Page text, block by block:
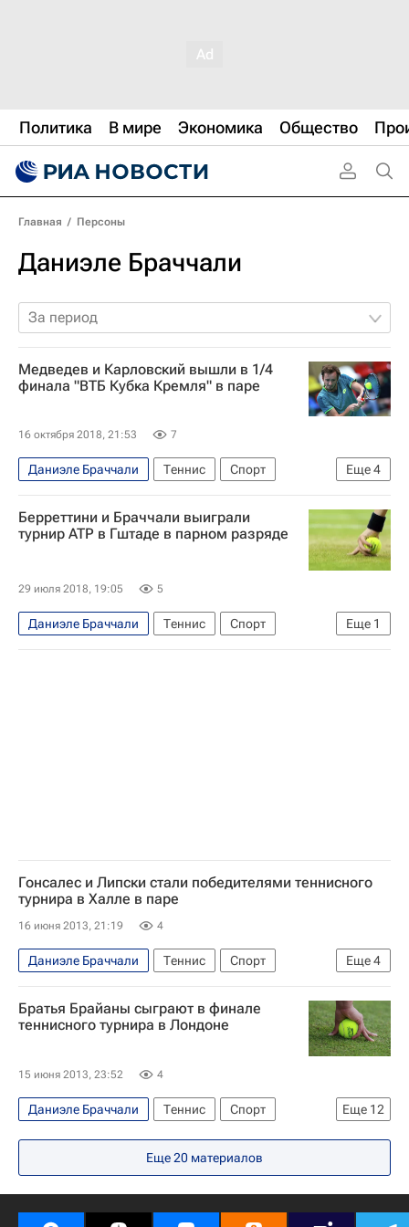
Политика В мире Экономика Общество
Главная / Персоны
Даниэле Браччали
За период
Медведев и Карловский вышли в 1/4
финала "ВТБ Кубка Кремля" в паре
16 октября 2018, 21:53 7
Еще4
Даниэле Браччали Теннис
Спорт
Кубок Кремля ATP/WTA
Евгений Карловский
Андреас Сеппи
Даниил Медведев
Берреттини и Браччали выиграли
турнир ATP в Гштаде в парном разряде
29 июля 2018, 19:05 5
Еще 1
Даниэле Браччали Теннис
Спорт
ATP 250 Гштад
Гонсалес и Липски стали победителями теннисного
турнира в Халле в паре
16 июня 2013, 21:19 4
Еще4
Даниэле Браччали Теннис
Спорт
ATP 500 Халле
Джонатан Эрлих
Сантьяго Гонсалес
Скотт Липски
Братья Брайаны сыграют в финале
теннисного турнира в Лондоне
15 июня 2013, 23:52 4
Еще 12
Даниэле Браччали Теннис
Спорт
ATP 500 Лондон
ATP 500 Халле
Махеш Бхупати
Джонатан Эрлих
Майк Брайан
Боб Брайан
Ненад Зимонич
Еще20 материалов